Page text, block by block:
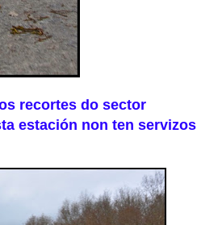
recortes do sector
estación non ten servizos